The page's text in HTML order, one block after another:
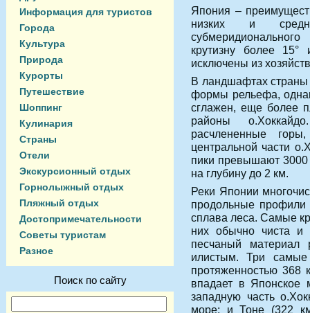
Информация для туристов
Города
Культура
Природа
Курорты
Путешествие
Шоппинг
Кулинария
Страны
Отели
Экскурсионный отдых
Горнолыжный отдых
Пляжный отдых
Достопримечательности
Советы туристам
Разное
Поиск по сайту
Япония –
низких и
крутизну более 15°
исключены из
В ландшафтах страны
формы рельефа,
сглажен, еще более
районы
расчлененные
центральной части
пики превышают
на глубину до 2 км.
Реки Японии
продольные профили
сплава леса. Самые
них обычно чиста и
песчаный материал
илистым. Три
протяженностью 368
впадает в Японское
западную часть
море; и Тоне (322